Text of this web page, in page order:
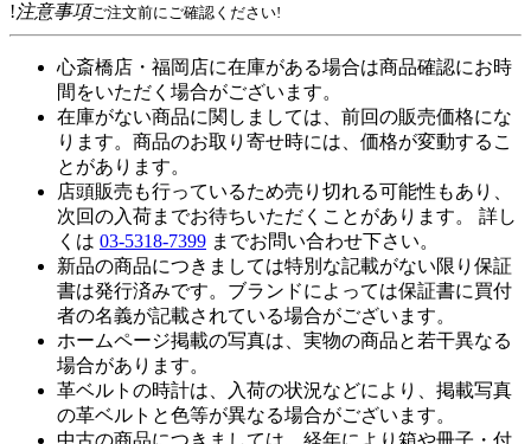
!注意事項ご注文前にご確認ください!
心斎橋店・福岡店に在庫がある場合は商品確認にお時
間をいただく場合がございます。
在庫がない商品に関しましては、前回の販売価格にな
ります。商品のお取り寄せ時には、価格が変動するこ
とがあります。
店頭販売も行っているため売り切れる可能性もあり、
次回の入荷までお待ちいただくことがあります。 詳し
くは 03-5318-7399 までお問い合わせ下さい。
新品の商品につきましては特別な記載がない限り保証
書は発行済みです。ブランドによっては保証書に買付
者の名義が記載されている場合がございます。
ホームページ掲載の写真は、実物の商品と若干異なる
場合があります。
革ベルトの時計は、入荷の状況などにより、掲載写真
の革ベルトと色等が異なる場合がございます。
中古の商品につきましては、経年により箱や冊子・付